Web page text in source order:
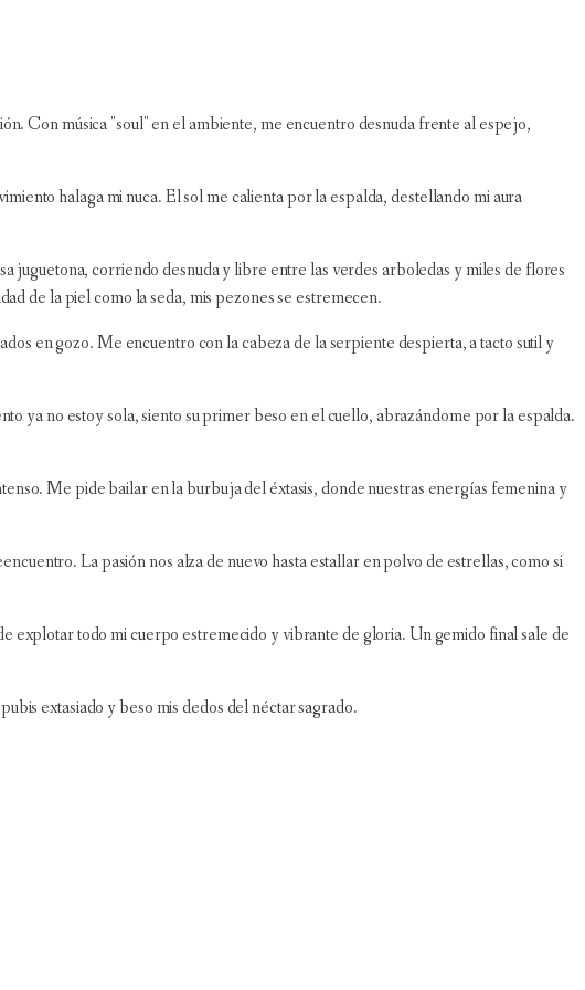
Con música "soul" en el ambiente, me encuentro desnuda frente al espejo,
halaga mi nuca. El sol me calienta por la espalda, destellando mi aura
juguetona, corriendo desnuda y libre entre las verdes arboledas y miles de flores
de la piel como la seda, mis pezones se estremecen.
en gozo. Me encuentro con la cabeza de la serpiente despierta, a tacto sutil y
ya no estoy sola, siento su primer beso en el cuello, abrazándome por la espalda.
Me pide bailar en la burbuja del éxtasis, donde nuestras energías femenina y
La pasión nos alza de nuevo hasta estallar en polvo de estrellas, como si
explotar todo mi cuerpo estremecido y vibrante de gloria. Un gemido final sale de
extasiado y beso mis dedos del néctar sagrado.